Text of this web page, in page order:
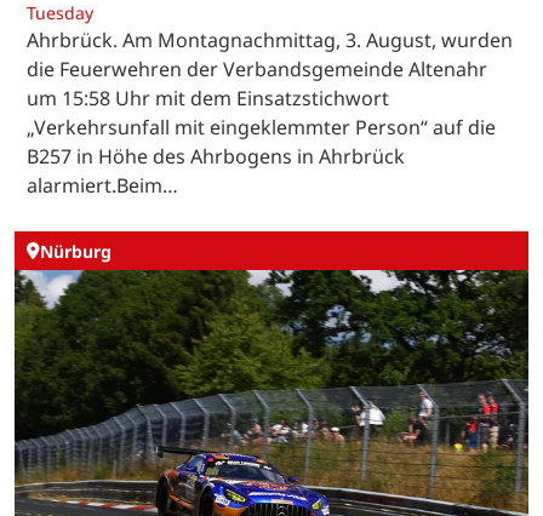
Tuesday
Ahrbrück. Am Montagnachmittag, 3. August, wurden
die Feuerwehren der Verbandsgemeinde Altenahr
um 15:58 Uhr mit dem Einsatzstichwort
„Verkehrsunfall mit eingeklemmter Person“ auf die
B257 in Höhe des Ahrbogens in Ahrbrück
alarmiert.Beim…
Nürburg